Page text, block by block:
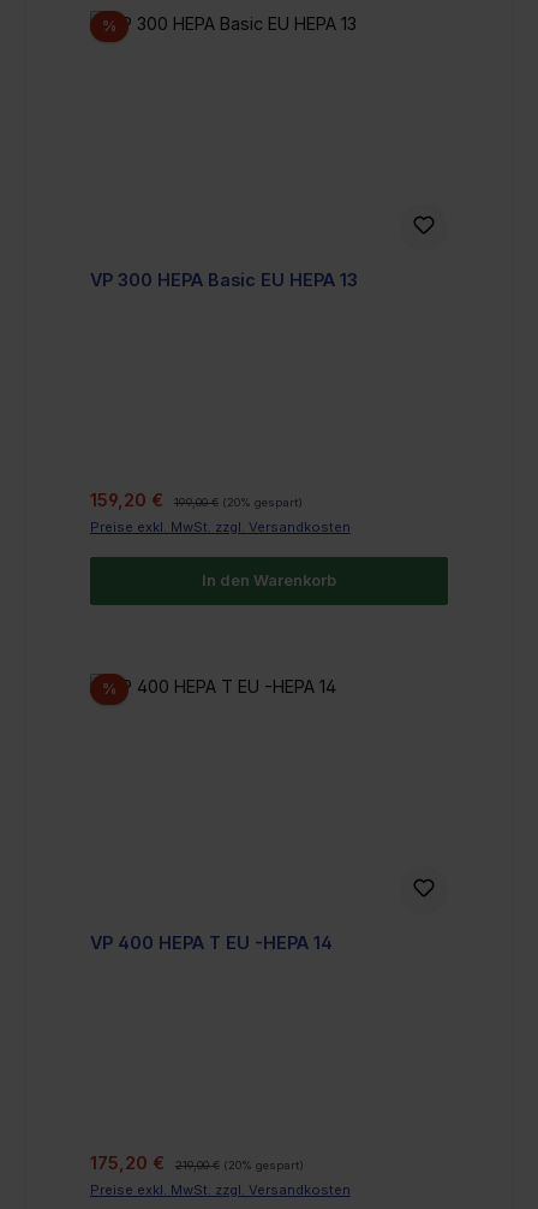
%Rabatt
VP 300 HEPA Basic EU HEPA 13
Verkaufspreis:
159,20 € 199,00 € (20% gespart)
Preise exkl. MwSt. zzgl. Versandkosten
In den Warenkorb
%Rabatt
VP 400 HEPA T EU -HEPA 14
Verkaufspreis:
175,20 € 219,00 € (20% gespart)
Preise exkl. MwSt. zzgl. Versandkosten